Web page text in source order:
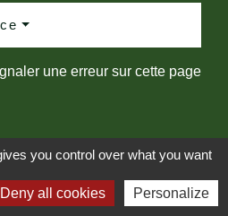
une erreur sur cette page
Contacts
you control over what you want
Deny all cookies Personalize